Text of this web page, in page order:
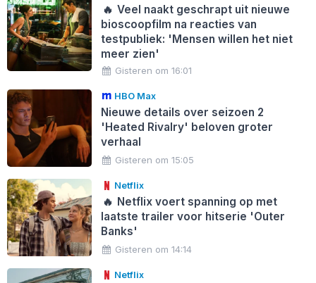
🔥 Veel naakt geschrapt uit nieuwe
bioscoopfilm na reacties van
testpubliek: 'Mensen willen het niet
meer zien'
Gisteren om 16:01
HBO Max
Nieuwe details over seizoen 2
'Heated Rivalry' beloven groter
verhaal
Gisteren om 15:05
Netflix
🔥 Netflix voert spanning op met
laatste trailer voor hitserie 'Outer
Banks'
Gisteren om 14:14
Netflix